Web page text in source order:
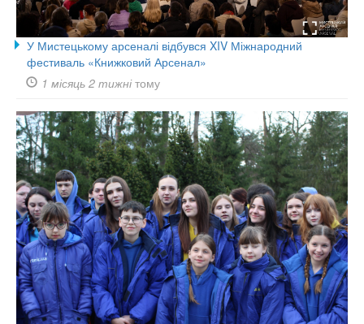
У Мистецькому арсеналі відбувся XIV Міжнародний
фестиваль «Книжковий Арсенал»
1 місяць 2 тижнітому